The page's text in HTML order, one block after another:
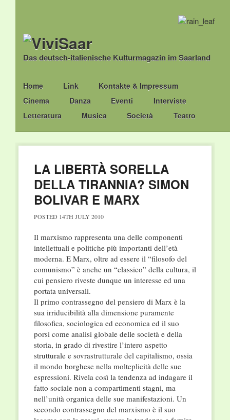
Das deutsch-italienische Kulturmagazin im Saarland
Main menu
Skip
to
content
Home Link
Kontakte & Impressum
Cinema
Danza Eventi
Interviste
Letteratura
Musica Società Teatro
LA LIBERTÀ SORELLA
DELLA TIRANNIA? SIMON
BOLIVAR E MARX
POSTED 14TH JULY 2010
Il marxismo rappresenta una delle componenti
intellettuali e politiche più importanti dell’età
moderna. E Marx, oltre ad essere il “filosofo del
comunismo” è anche un “classico” della cultura, il
cui pensiero riveste dunque un interesse ed una
portata universali.
Il primo contrassegno del pensiero di Marx è la
sua irriducibilità alla dimensione puramente
filosofica, sociologica ed economica ed il suo
porsi come analisi globale delle società e della
storia, in grado di rivestire l’intero aspetto
strutturale e sovrastrutturale del capitalismo, ossia
il mondo borghese nella molteplicità delle sue
espressioni. Rivela così la tendenza ad indagare il
fatto sociale non a compartimenti stagni, ma
nell’unità organica delle sue manifestazioni. Un
secondo contrassegno del marxismo è il suo